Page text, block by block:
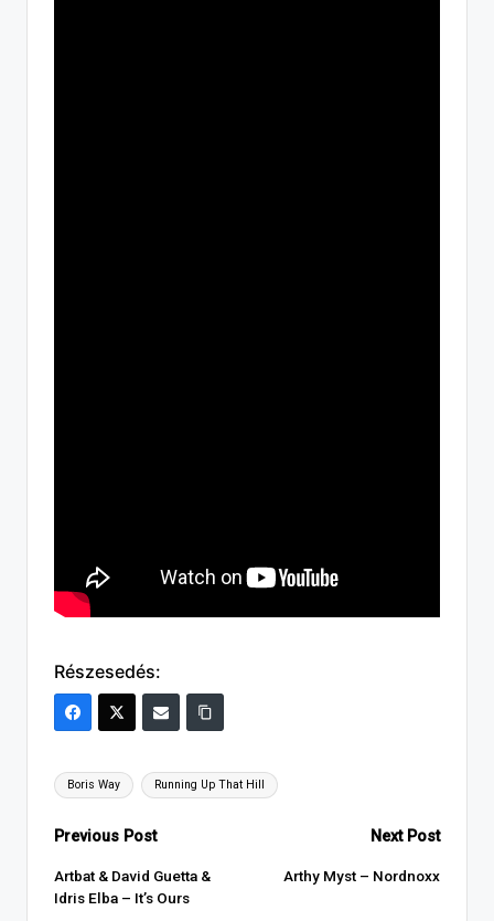
Részesedés:
Tags:
Boris Way Running Up That Hill
Post
navigation
Previous Post
Artbat & David Guetta &
Idris Elba – It’s Ours
Next Post
Arthy Myst – Nordnoxx